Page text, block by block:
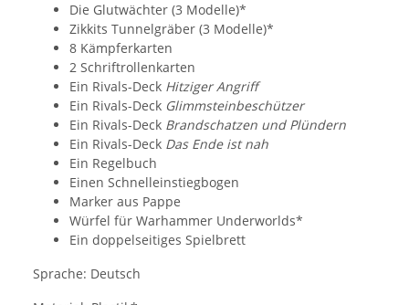
Die Glutwächter (3 Modelle)*
Zikkits Tunnelgräber (3 Modelle)*
8 Kämpferkarten
2 Schriftrollenkarten
Ein Rivals-Deck Hitziger Angriff
Ein Rivals-Deck Glimmsteinbeschützer
Ein Rivals-Deck Brandschatzen und Plündern
Ein Rivals-Deck Das Ende ist nah
Ein Regelbuch
Einen Schnelleinstiegbogen
Marker aus Pappe
Würfel für Warhammer Underworlds*
Ein doppelseitiges Spielbrett
Sprache: Deutsch